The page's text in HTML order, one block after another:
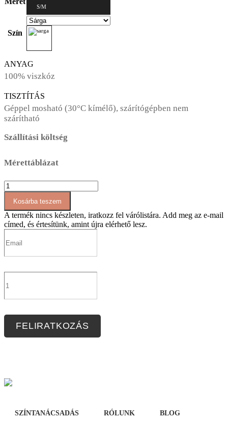
S/M
Szín
ANYAG
100% viszkóz
TISZTÍTÁS
Géppel mosható (30°C kímélő), szárítógépben nem
szárítható
Szállítási költség
Mérettáblázat
AT012
rövid
felső
mennyiség
Kosárba teszem
A termék nincs készleten, iratkozz fel várólistára. Add meg az e-mail
címed, és értesítünk, amint újra elérhető lesz.
FELIRATKOZÁS
SZÍNTANÁCSADÁS RÓLUNK BLOG